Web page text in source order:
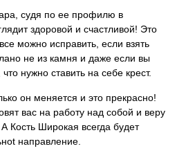
судя по ее профилю в
здоровой и счастливой! Это
можно исправить, если взять
не из камня и даже если вы
нужно ставить на себе крест.
он меняется и это прекрасно!
вас на работу над собой и веру
Кость Широкая всегда будет
направление.